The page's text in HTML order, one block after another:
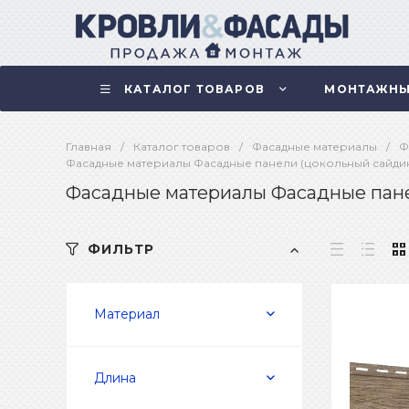
КАТАЛОГ ТОВАРОВ
Главная / Каталог товаров / Фасадные материалы /
Фасадные материалы Фасадные панели (цокольный
Фасадные материалы Фасадные
ФИЛЬТР
Материал
Длина